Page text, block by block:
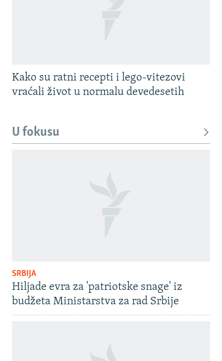
Kako su ratni recepti i lego-vitezovi
vraćali život u normalu devedesetih
U fokusu
SRBIJA
Hiljade evra za 'patriotske snage' iz
budžeta Ministarstva za rad Srbije